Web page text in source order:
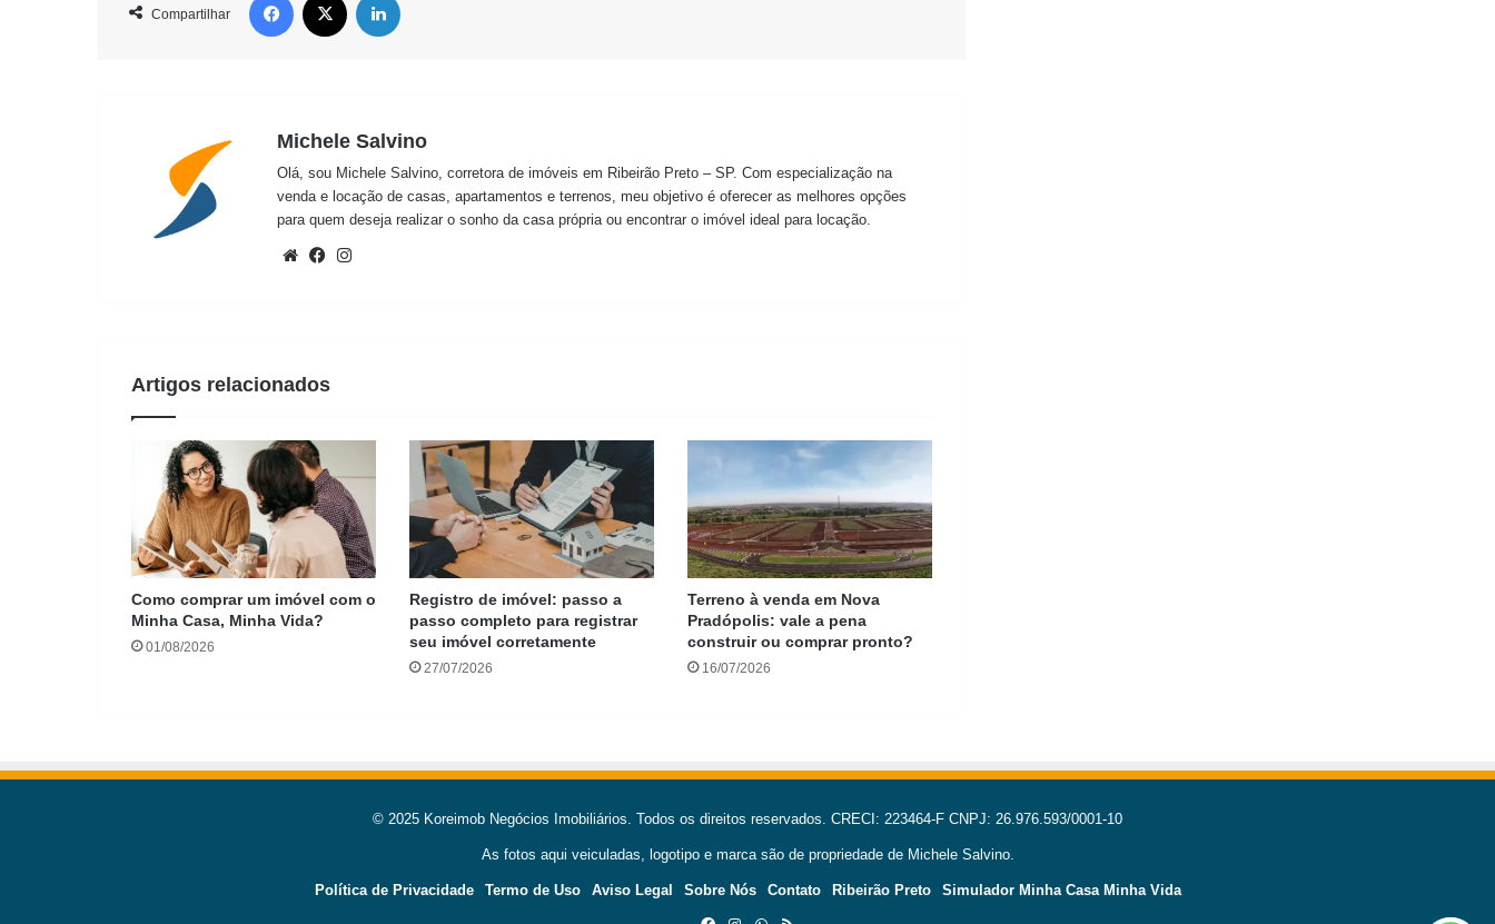
Compartilhar
Michele Salvino
Olá, sou Michele Salvino, corretora de imóveis em Ribeirão Preto – SP. Com especialização na
venda e locação de casas, apartamentos e terrenos, meu objetivo é oferecer as melhores opções
para quem deseja realizar o sonho da casa própria ou encontrar o imóvel ideal para locação.
WebsiteFacebook
Artigos relacionados
Como comprar um imóvel com o
Minha Casa, Minha Vida?
01/08/2026
Registro de imóvel: passo a
passo completo para registrar
seu imóvel corretamente
27/07/2026
Terreno à venda em Nova
Pradópolis: vale a pena
construir ou comprar pronto?
16/07/2026
© 2025 Koreimob Negócios Imobiliários. Todos os direitos reservados. CRECI: 223464-F CNPJ: 26.976.593/0001-10
As fotos aqui veiculadas, logotipo e marca são de propriedade de Michele Salvino.
Política de Privacidade Termo de Uso Aviso Legal Sobre Nós Contato Ribeirão Preto
Simulador Minha Casa Minha Vida